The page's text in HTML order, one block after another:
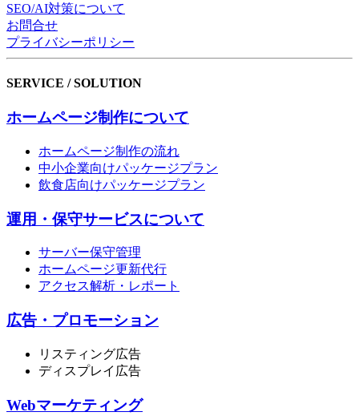
SEO/AI対策について
お問合せ
プライバシーポリシー
SERVICE / SOLUTION
ホームページ制作について
ホームページ制作の流れ
中小企業向けパッケージプラン
飲食店向けパッケージプラン
運用・保守サービスについて
サーバー保守管理
ホームページ更新代行
アクセス解析・レポート
広告・プロモーション
リスティング広告
ディスプレイ広告
Webマーケティング